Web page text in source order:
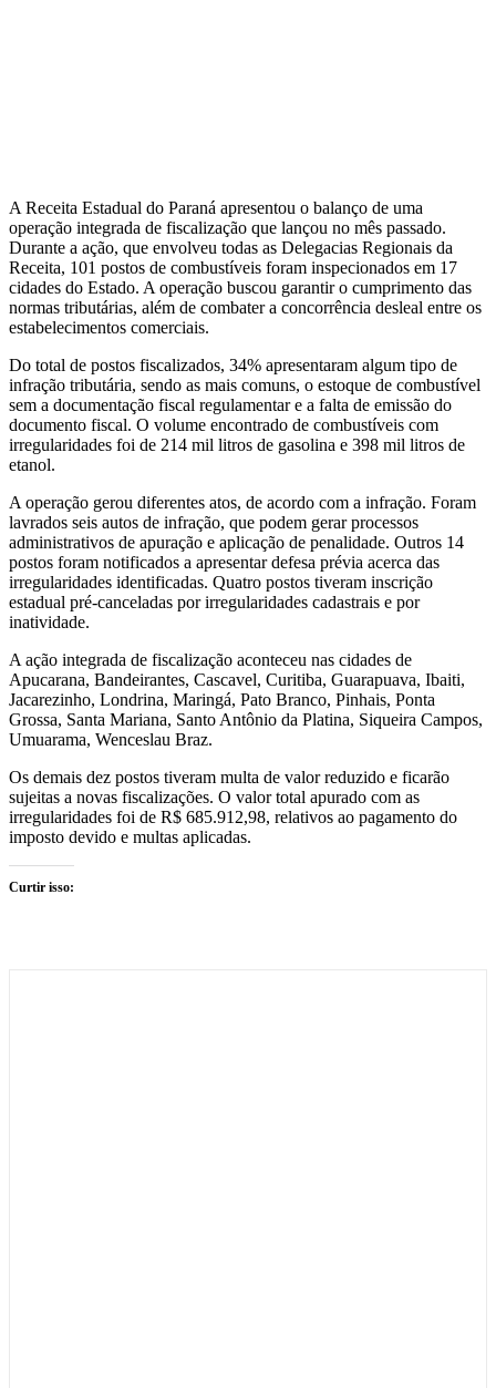
A Receita Estadual do Paraná apresentou o balanço de uma
operação integrada de fiscalização que lançou no mês passado.
Durante a ação, que envolveu todas as Delegacias Regionais da
Receita, 101 postos de combustíveis foram inspecionados em 17
cidades do Estado. A operação buscou garantir o cumprimento das
normas tributárias, além de combater a concorrência desleal entre os
estabelecimentos comerciais.
Do total de postos fiscalizados, 34% apresentaram algum tipo de
infração tributária, sendo as mais comuns, o estoque de combustível
sem a documentação fiscal regulamentar e a falta de emissão do
documento fiscal. O volume encontrado de combustíveis com
irregularidades foi de 214 mil litros de gasolina e 398 mil litros de
etanol.
A operação gerou diferentes atos, de acordo com a infração. Foram
lavrados seis autos de infração, que podem gerar processos
administrativos de apuração e aplicação de penalidade. Outros 14
postos foram notificados a apresentar defesa prévia acerca das
irregularidades identificadas. Quatro postos tiveram inscrição
estadual pré-canceladas por irregularidades cadastrais e por
inatividade.
A ação integrada de fiscalização aconteceu nas cidades de
Apucarana, Bandeirantes, Cascavel, Curitiba, Guarapuava, Ibaiti,
Jacarezinho, Londrina, Maringá, Pato Branco, Pinhais, Ponta
Grossa, Santa Mariana, Santo Antônio da Platina, Siqueira Campos,
Umuarama, Wenceslau Braz.
Os demais dez postos tiveram multa de valor reduzido e ficarão
sujeitas a novas fiscalizações. O valor total apurado com as
irregularidades foi de R$ 685.912,98, relativos ao pagamento do
imposto devido e multas aplicadas.
Curtir isso: